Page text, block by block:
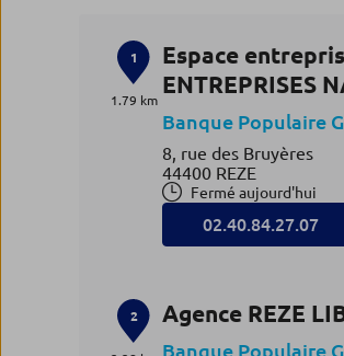
1
1.79 km
Espace
ENTREPRISES
Banque Populaire
8, rue des Bruyères
44400 REZE
Fermé aujourd'hui
02.40.84.27.07
2 Agence REZE
Banque Populaire